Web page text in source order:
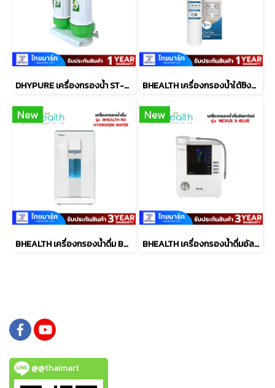
DHYPURE เครื่องกรองน้ำ ST-FB10/2 BHEALTH เครื่องกรองน้ำใต้ซิงค์ Nexflow
New
BHEALTH เครื่องกรองน้ำดื่ม BHEALTH RO HYDROGEN WATER
New
BHEALTH เครื่องกรองน้ำดื่มอัลคาไลน์ alkaline water รุ่น NEXUS X-BLUE (PH)
@@thaimart